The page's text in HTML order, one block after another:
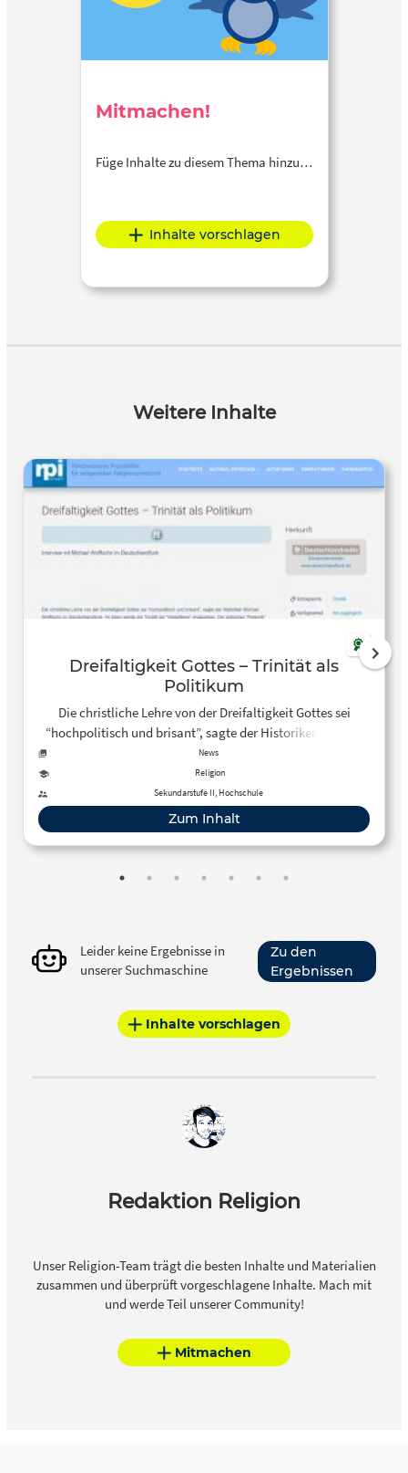
Mitmachen!
Füge Inhalte zu diesem Thema hinzu…
Inhalte vorschlagen
Weitere Inhalte
Dreifaltigkeit Gottes – Trinität als
Politikum
Die christliche Lehre von der Dreifaltigkeit Gottes sei
“hochpolitisch und brisant”, sagte der Historiker Michael
Wolffsohn im Deutschlandfunk. Im Islam werde die Trinität
als “Vielgötterei” angesehen. Der jüdischen “Polemik”
gegen die Lehre von der Dreifaltigkeit hält Wolffsohn
entgegen, es gebe einen “breiten gemeinsamen ethischen
und theologischen Grundstock”.
News
Religion
Sekundarstufe II, Hochschule
Zum Inhalt
Leider keine Ergebnisse in
unserer Suchmaschine
Zu den
Ergebnissen
Inhalte vorschlagen
Redaktion Religion
Unser Religion-Team trägt die besten Inhalte und Materialien
zusammen und überprüft vorgeschlagene Inhalte. Mach mit
und werde Teil unserer Community!
Mitmachen